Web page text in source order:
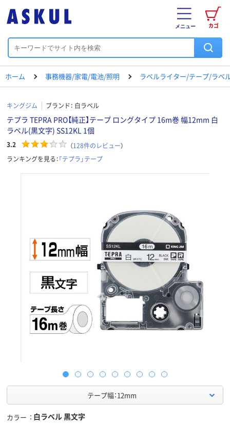
カゴ
メニュー
ホーム 事務機器/家電/電池/照明 ラベルライター/テープ/ラベ
キングジム ブランド： 白ラベル
テプラ TEPRA PRO【純正】テープ ロングタイプ 16m巻 幅12mm 白
ラベル(黒文字) SS12KL 1個
3.2 （128件のレビュー）
ランキングを見る：「テプラ」テープ
テープ幅：12mm
カラー 白ラベル 黒文字